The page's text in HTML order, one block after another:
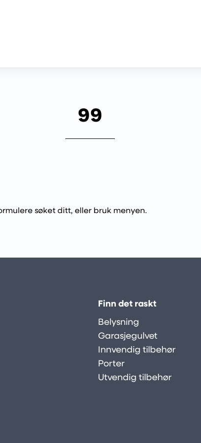
99
søket ditt, eller bruk menyen.
Finn det raskt
Belysning
Garasjegulvet
Innvendig tilbehør
Porter
Utvendig tilbehør